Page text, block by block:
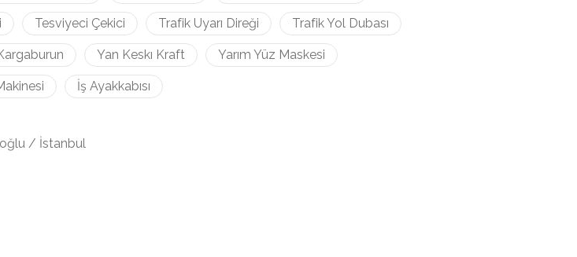
Tesviyeci Çekici Trafik Uyarı Direği Trafik Yol Dubası
Yan Keskı Kraft Yarım Yüz Maskesi
İş Ayakkabısı
/ İstanbul